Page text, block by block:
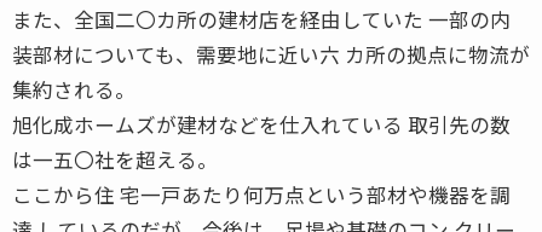
また、全国二〇カ所の建材店を経由していた 一部の内
装部材についても、需要地に近い六 カ所の拠点に物流が
集約される。
旭化成ホームズが建材などを仕入れている 取引先の数
は一五〇社を超える。
ここから住 宅一戸あたり何万点という部材や機器を調